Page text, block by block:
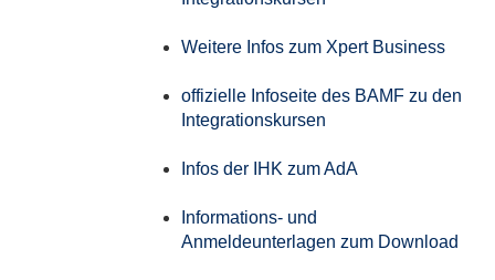
Weitere Infos zum Xpert Business
offizielle Infoseite des BAMF zu den
Integrationskursen
Infos der IHK zum AdA
Informations- und
Anmeldeunterlagen zum Download